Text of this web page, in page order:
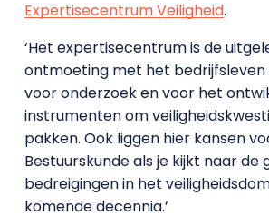
Expertisecentrum Veiligheid.
‘Het expertisecentrum is de
ontmoeting met het bedrijfsleven
voor onderzoek en voor het
instrumenten om
pakken. Ook liggen hier kansen
Bestuurskunde als je kijkt naar de
bedreigingen in het
komende decennia.’